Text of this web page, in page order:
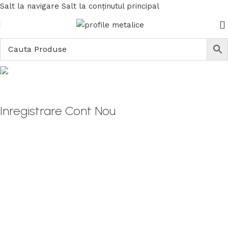
Salt la navigare Salt la conținutul principal
Cont Nou
Inregistrare Cont Nou